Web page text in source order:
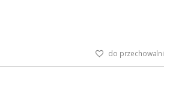
do przechowalni